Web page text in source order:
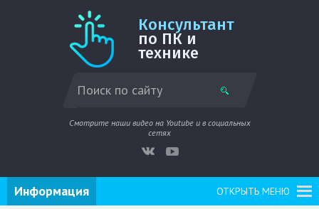
Консультант
по ПК и
технике
Смотрите наши видео на Youtube и в социальных
сетях
ОТКРЫТЬ МЕНЮ
Информация